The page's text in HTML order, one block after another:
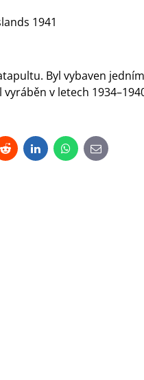
1941
Byl vybaven jedním
v letech
RedditLinkedInWhatsApp
E-
mail